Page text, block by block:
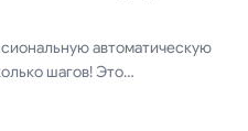
автоматическую
шагов! Это
нескольких